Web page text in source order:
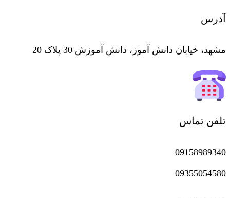
آدرس
مشهد، خیابان دانش آموز، دانش آموزش 30 پلاک 20
تلفن تماس
09158989340
09355054580